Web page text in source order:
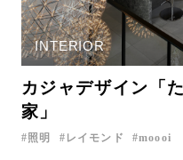
INTERIOR
カジャデザイン「
家」
照明 レイモンド moooi